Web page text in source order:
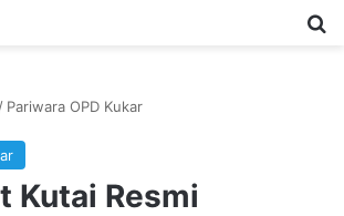
/ Pariwara OPD Kukar
Kutai Resmi